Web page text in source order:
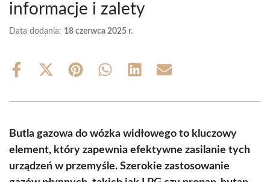
informacje i zalety
Data dodania: 18 czerwca 2025 r.
Share
Share
(Twitter)
Share Share Share Share
Butla gazowa do wózka widłowego to kluczowy
element, który zapewnia efektywne zasilanie tych
urządzeń w przemyśle. Szerokie zastosowanie